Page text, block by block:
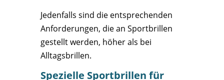
Jedenfalls sind die entsprechenden
Anforderungen, die an Sportbrillen
gestellt werden, höher als bei
Alltagsbrillen.
Spezielle Sportbrillen für